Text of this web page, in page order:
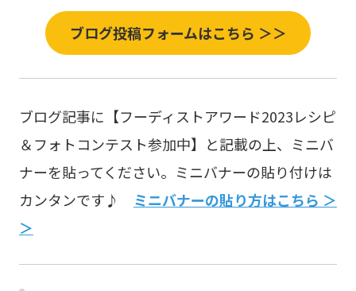
ブログ投稿フォームはこちら ＞＞
ブログ記事に【フーディストアワード2023レシピ
＆フォトコンテスト参加中】と記載の上、ミニバ
ナーを貼ってください。ミニバナーの貼り付けは
カンタンです♪ ミニバナーの貼り方はこちら ＞
＞